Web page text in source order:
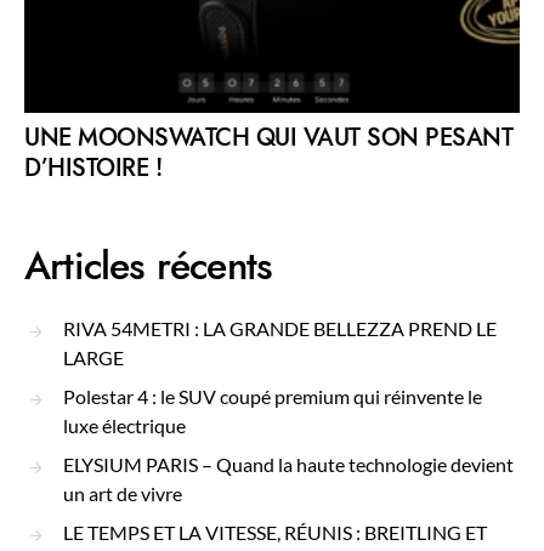
UNE MOONSWATCH QUI VAUT SON PESANT
D’HISTOIRE !
Articles récents
RIVA 54METRI : LA GRANDE BELLEZZA PREND LE
LARGE
Polestar 4 : le SUV coupé premium qui réinvente le
luxe électrique
ELYSIUM PARIS – Quand la haute technologie devient
un art de vivre
LE TEMPS ET LA VITESSE, RÉUNIS : BREITLING ET